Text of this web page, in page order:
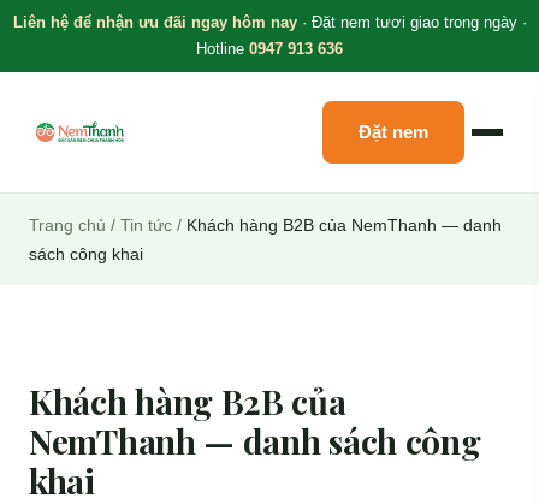
Liên hệ để nhận ưu đãi ngay hôm nay· Đặt nem tươi giao trong ngày ·
Hotline 0947 913 636
Đặt nem
Trang chủ / Tin tức / Khách hàng B2B của NemThanh — danh
sách công khai
Khách hàng B2B của
NemThanh — danh sách công
khai